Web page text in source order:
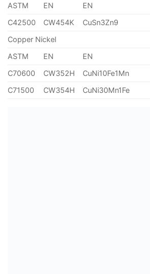
ASTM EN EN
C42500
CW454K CuSn3Zn9
Copper Nickel
ASTM
EN EN
C70600
CW352H CuNi10Fe1Mn
C71500
CW354H CuNi30Mn1Fe